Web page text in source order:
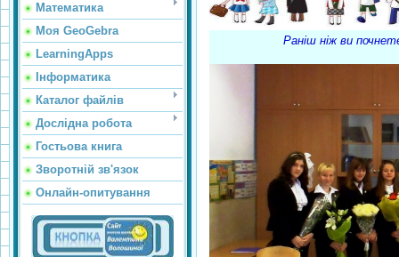
Математика
Моя GeoGebra
LearningApps
Інформатика
Каталог файлів
Дослідна робота
Гостьова книга
Зворотній зв'язок
Онлайн-опитування
Раніш ніж ви